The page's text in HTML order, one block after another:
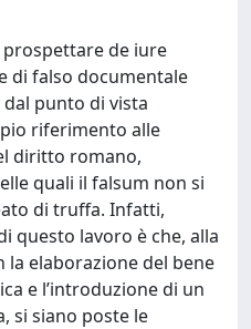
de iure
di falso documentale
punto di vista
riferimento alle
diritto romano,
quali il falsum non si
di truffa. Infatti,
questo lavoro è che, alla
la elaborazione del bene
e l’introduzione di un
si siano poste le